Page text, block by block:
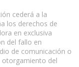
cederá a la
los derechos de
en exclusiva
del fallo en
de comunicación o
del